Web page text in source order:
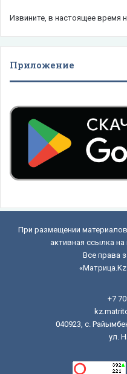
Извините, в настоящее время
Приложение
При размещении
активная ссылка на
Все права
+7
040923, с.
ул.